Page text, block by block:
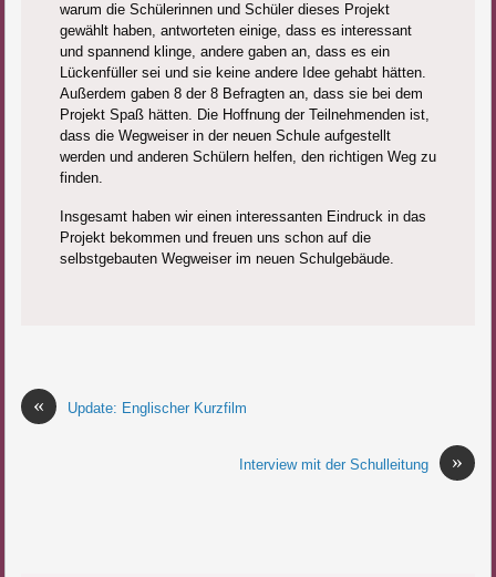
warum die Schülerinnen und Schüler dieses Projekt
gewählt haben, antworteten einige, dass es interessant
und spannend klinge, andere gaben an, dass es ein
Lückenfüller sei und sie keine andere Idee gehabt hätten.
Außerdem gaben 8 der 8 Befragten an, dass sie bei dem
Projekt Spaß hätten. Die Hoffnung der Teilnehmenden ist,
dass die Wegweiser in der neuen Schule aufgestellt
werden und anderen Schülern helfen, den richtigen Weg zu
finden.
Insgesamt haben wir einen interessanten Eindruck in das
Projekt bekommen und freuen uns schon auf die
selbstgebauten Wegweiser im neuen Schulgebäude.
« Update: Englischer Kurzfilm
»
Interview mit der Schulleitung